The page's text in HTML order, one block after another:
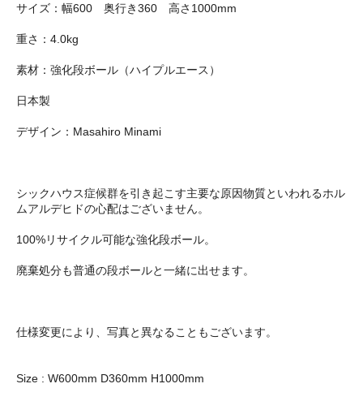
サイズ：幅600 奥行き360 高さ1000mm
重さ：4.0kg
素材：強化段ボール（ハイプルエース）
日本製
デザイン：Masahiro Minami
シックハウス症候群を引き起こす主要な原因物質といわれるホル
ムアルデヒドの心配はございません。
100%リサイクル可能な強化段ボール。
廃棄処分も普通の段ボールと一緒に出せます。
仕様変更により、写真と異なることもございます。
Size : W600mm D360mm H1000mm